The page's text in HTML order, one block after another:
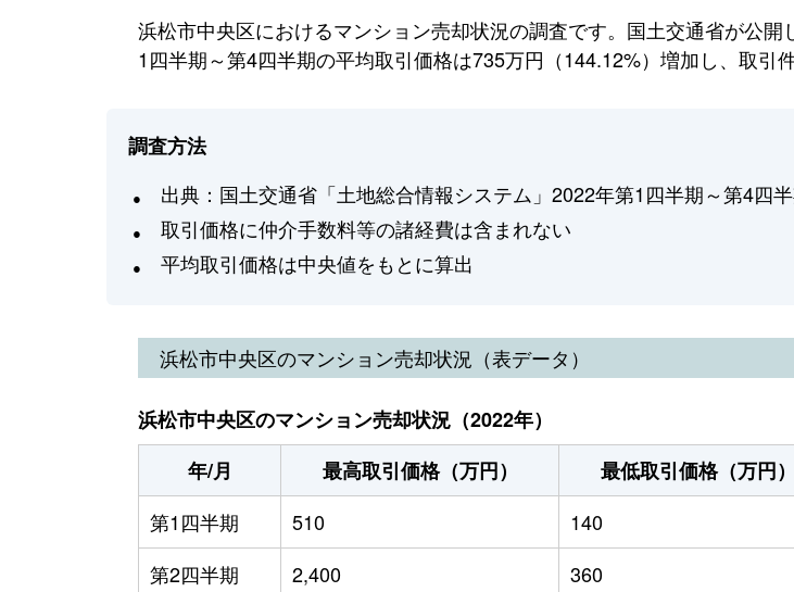
浜松市中央区におけるマンション売却状況の調査です。国土交通省が公
1四半期～第4四半期の平均取引価格は735万円（144.12%）増加し、取引
調査方法
出典：国土交通省「土地総合情報システム」2022年第1四半期～第4四
取引価格に仲介手数料等の諸経費は含まれない
平均取引価格は中央値をもとに算出
浜松市中央区のマンション売却状況（表データ）
浜松市中央区のマンション売却状況（2022年）
年/月
最高取引価格（万円） 最低取引価格（万円）
第1四半期
510 140
第2四半期
2,400 360